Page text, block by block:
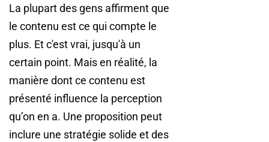
La plupart des gens affirment que
le contenu est ce qui compte le
plus. Et c'est vrai, jusqu'à un
certain point. Mais en réalité, la
manière dont ce contenu est
présenté influence la perception
qu’on en a. Une proposition peut
inclure une stratégie solide et des